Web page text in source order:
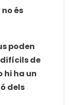
és
poden
de
hi ha un
dels